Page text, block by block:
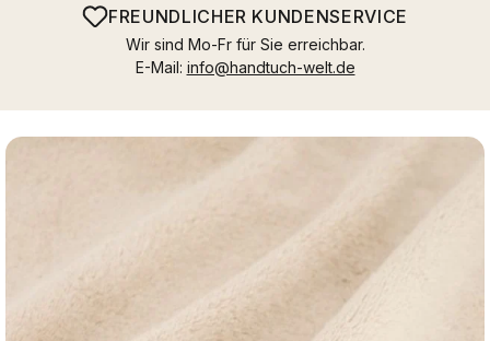
FREUNDLICHER KUNDENSERVICE
Wir sind Mo-Fr für Sie erreichbar.
E-Mail: info@handtuch-welt.de